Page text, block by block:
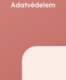
Adatvédelem